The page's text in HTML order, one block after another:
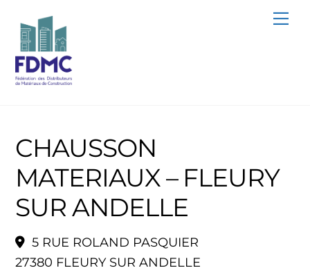
content
CHAUSSON
MATERIAUX – FLEURY
SUR ANDELLE
5 RUE ROLAND PASQUIER
27380 FLEURY SUR ANDELLE